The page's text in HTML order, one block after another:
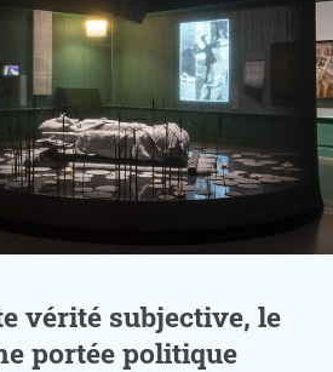
vérité subjective, le
portée politique